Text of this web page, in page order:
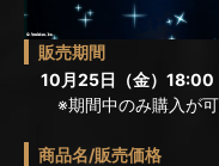
販売期間
10月25日（金）
※期間中のみ購入が可
商品名/販売価格